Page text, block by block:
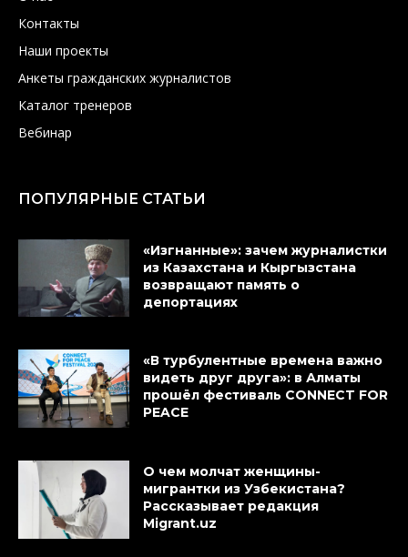
Контакты
Наши проекты
Анкеты гражданских журналистов
Каталог тренеров
Вебинар
ПОПУЛЯРНЫЕ СТАТЬИ
«Изгнанные»: зачем журналистки
из Казахстана и Кыргызстана
возвращают память о
депортациях
«В турбулентные времена важно
видеть друг друга»: в Алматы
прошёл фестиваль CONNECT FOR
PEACE
О чем молчат женщины-
мигрантки из Узбекистана?
Рассказывает редакция
Migrant.uz